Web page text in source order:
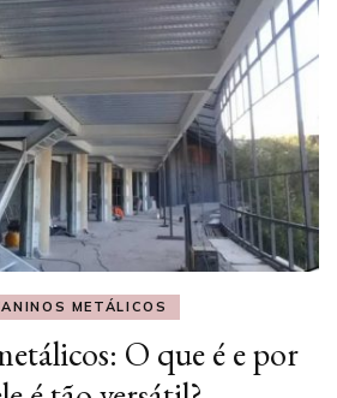
METÁLICOS
O que é e por